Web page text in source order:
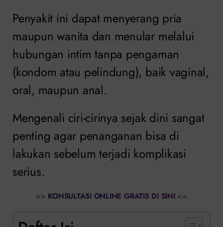
Penyakit ini dapat menyerang pria
maupun wanita dan menular melalui
hubungan intim tanpa pengaman
(kondom atau pelindung), baik vaginal,
oral, maupun anal.
Mengenali ciri-cirinya sejak dini sangat
penting agar penanganan bisa di
lakukan sebelum terjadi komplikasi
serius.
>> KONSULTASI ONLINE GRATIS DI SINI <<